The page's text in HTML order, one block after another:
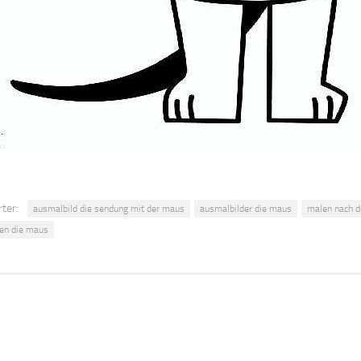
ausmalbild die sendung mit der maus ausmalbilder die maus
malen nach
die maus